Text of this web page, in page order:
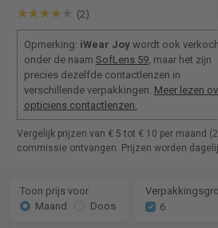
(2)
Opmerking: iWear Joywordt ook
onder de naam SofLens 59, maar het zijn
precies dezelfde contactlenzen in
verschillende verpakkingen. Meer lezen
opticiens contactlenzen.
Vergelijk prijzen van € 5 tot € 10 per maand
commissie ontvangen. Prijzen worden
Toon prijs voor
Maand
Doos
6